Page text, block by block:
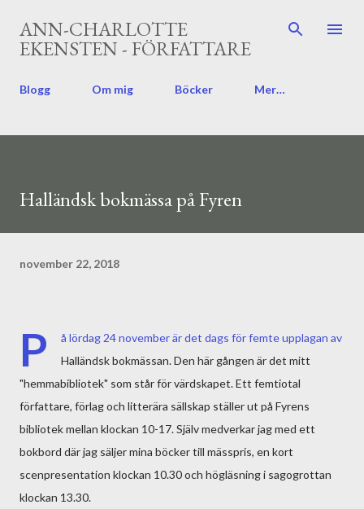
Fortsätt till huvudinnehåll
ANN-CHARLOTTE
EKENSTEN - FÖRFATTARE
Blogg Om mig Böcker Mer…
Halländsk bokmässa på Fyren
november 22, 2018
P
å lördag 24 november är det dags för femte upplagan av
Halländsk bokmässan. Den här gången är det mitt
"hemmabibliotek" som står för värdskapet. Ett femtiotal
författare, förlag och litterära sällskap ställer ut på Fyrens
bibliotek mellan klockan 10-17. Själv medverkar jag med ett
bokbord där jag säljer mina böcker till mässpris, en kort
scenpresentation klockan 10.30 och högläsning i sagogrottan
klockan 13.30.